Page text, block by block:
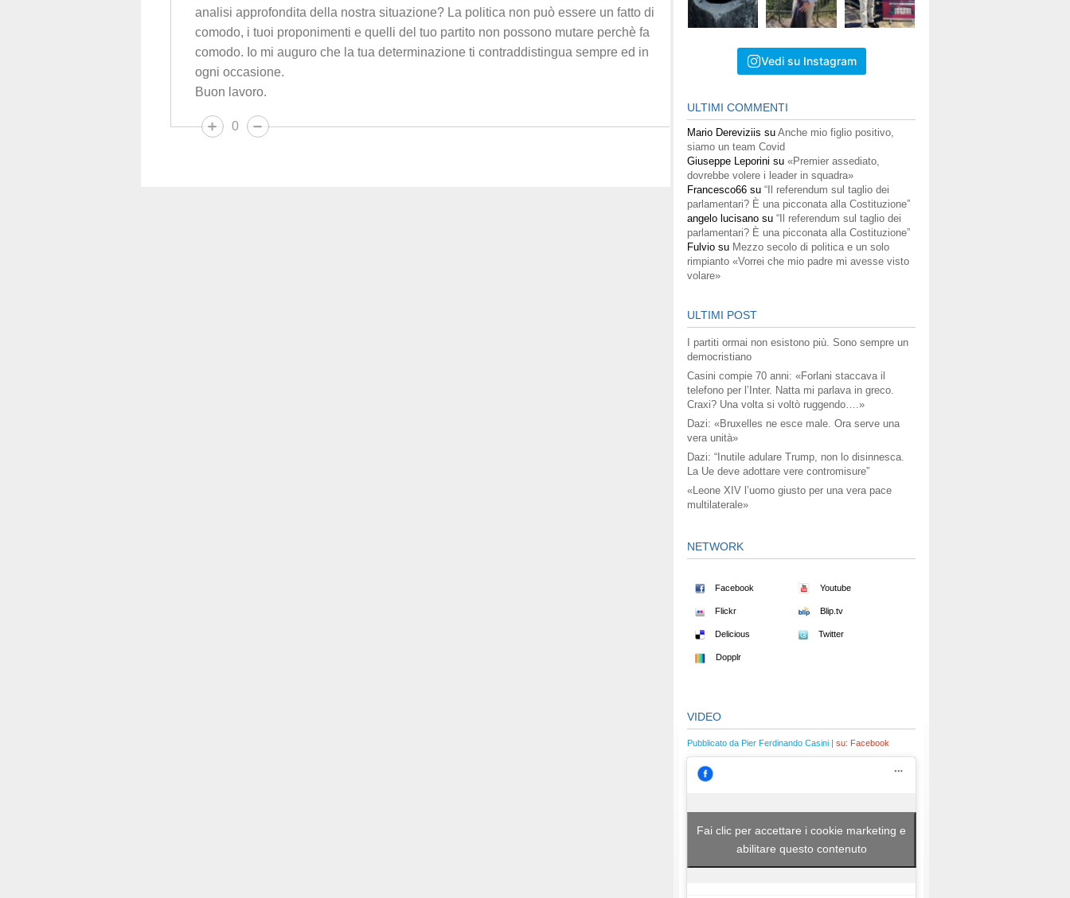
analisi approfondita della nostra situazione? La politica non può essere un fatto di
comodo, i tuoi proponimenti e quelli del tuo partito non possono mutare perchè fa
comodo. Io mi auguro che la tua determinazione ti contraddistingua sempre ed in
ogni occasione.
Buon lavoro.
0
Vedi su Instagram
ULTIMI COMMENTI
Mario Dereviziis su Anche mio figlio positivo,
siamo un team Covid
Giuseppe Leporini su «Premier assediato,
dovrebbe volere i leader in squadra»
Francesco66 su “Il referendum sul taglio dei
parlamentari? È una picconata alla Costituzione”
angelo lucisano su “Il referendum sul taglio dei
parlamentari? È una picconata alla Costituzione”
Fulvio su Mezzo secolo di politica e un solo
rimpianto «Vorrei che mio padre mi avesse visto
volare»
ULTIMI POST
I partiti ormai non esistono più. Sono sempre un
democristiano
Casini compie 70 anni: «Forlani staccava il
telefono per l’Inter. Natta mi parlava in greco.
Craxi? Una volta si voltò ruggendo….»
Dazi: «Bruxelles ne esce male. Ora serve una
vera unità»
Dazi: “Inutile adulare Trump, non lo disinnesca.
La Ue deve adottare vere contromisure”
«Leone XIV l’uomo giusto per una vera pace
multilaterale»
NETWORK
Facebook Youtube
Flickr Blip.tv
Delicious Twitter
Dopplr
VIDEO
Pubblicato da Pier Ferdinando Casini | su: Facebook
Fai clic per accettare i cookie marketing e
abilitare questo contenuto